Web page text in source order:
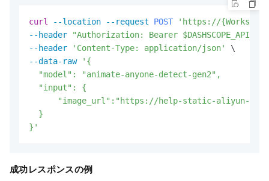
curl --location --request POST
'https://
--header
"Authorization: Bearer
--header
'Content-Type: application/json'
--data-raw
'{
  "model": "animate-anyone-detect-gen2",
  "input": {
"image_url":"https://help-static-aliyun-
  }
}'
成功レスポンスの例